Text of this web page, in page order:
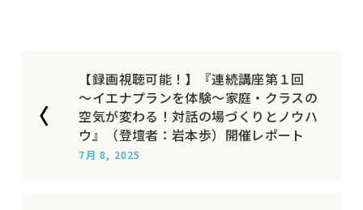
【録画視聴可能！】『連続講座第１回
～イエナプランを体験～家庭・クラスの
空気が変わる！対話の場づくりとノウハ
ウ』（登壇者：岩本歩）開催レポート
7月 8, 2025